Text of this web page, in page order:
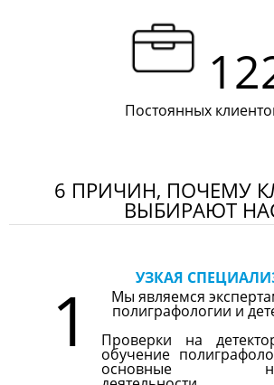
Постоянных
6 ПРИЧИН, ПОЧЕМУ
ВЫБИРАЮТ
1
УЗКАЯ
Мы являемся
полиграфологии и
Проверки на
обучение
основные